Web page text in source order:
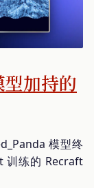
加持的
模型终
训练的 Recraft